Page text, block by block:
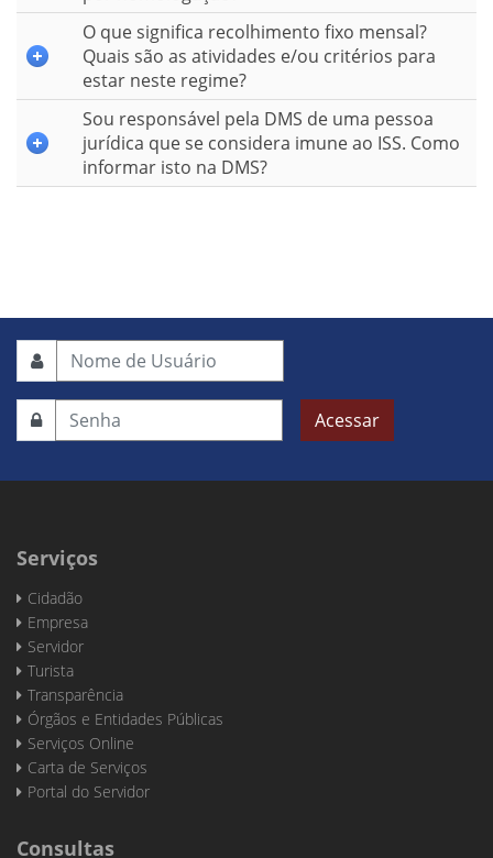
O que significa recolhimento fixo mensal?
Quais são as atividades e/ou critérios para
estar neste regime?
Sou responsável pela DMS de uma pessoa
jurídica que se considera imune ao ISS. Como
informar isto na DMS?
Acessar
Serviços
Cidadão
Empresa
Servidor
Turista
Transparência
Órgãos e Entidades Públicas
Serviços Online
Carta de Serviços
Portal do Servidor
Consultas